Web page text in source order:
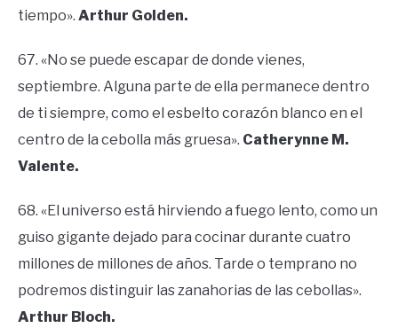
tiempo». Arthur Golden.
67. «No se puede escapar de donde vienes,
septiembre. Alguna parte de ella permanece dentro
de ti siempre, como el esbelto corazón blanco en el
centro de la cebolla más gruesa». Catherynne M.
Valente.
68. «El universo está hirviendo a fuego lento, como un
guiso gigante dejado para cocinar durante cuatro
millones de millones de años. Tarde o temprano no
podremos distinguir las zanahorias de las cebollas».
Arthur Bloch.